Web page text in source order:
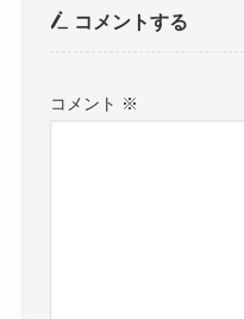
コメントする
コメント ※